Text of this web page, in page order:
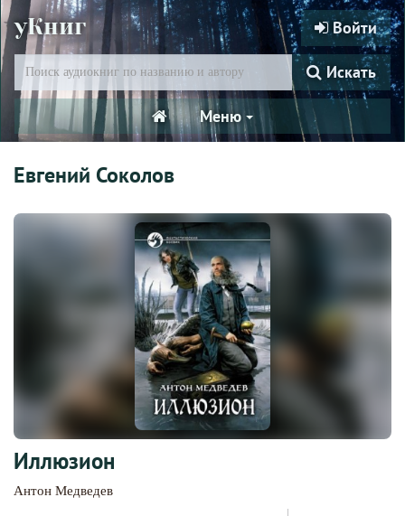
уКниг Войти
Искать
Меню
Евгений Соколов
Иллюзион
Антон Медведев